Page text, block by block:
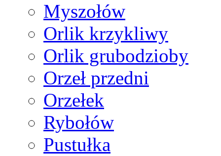
Myszołów
Orlik krzykliwy
Orlik grubodzioby
Orzeł przedni
Orzełek
Rybołów
Pustułka